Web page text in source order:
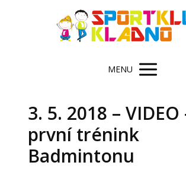
MENU
3. 5. 2018 – VIDEO
první trénink
Badmintonu